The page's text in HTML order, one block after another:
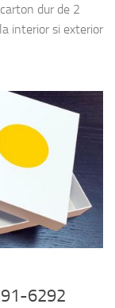
dur de 2
interior si exterior
6292